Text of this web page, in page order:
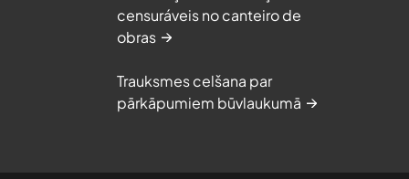
censuráveis no canteiro de
obras
Trauksmes celšana par
pārkāpumiem būvlaukumā